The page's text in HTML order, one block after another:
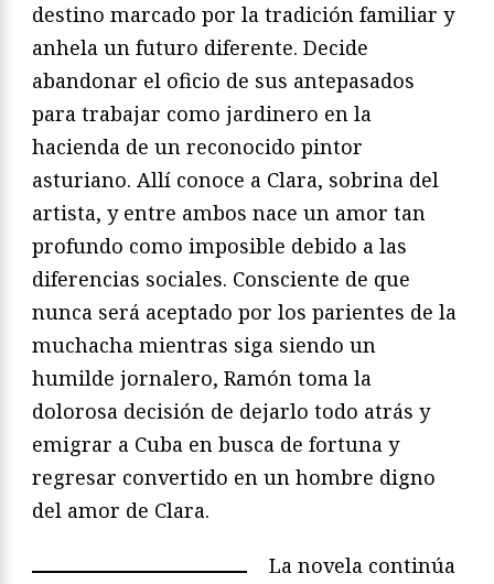
destino marcado por la tradición familiar y
anhela un futuro diferente. Decide
abandonar el oficio de sus antepasados
para trabajar como jardinero en la
hacienda de un reconocido pintor
asturiano. Allí conoce a Clara, sobrina del
artista, y entre ambos nace un amor tan
profundo como imposible debido a las
diferencias sociales. Consciente de que
nunca será aceptado por los parientes de la
muchacha mientras siga siendo un
humilde jornalero, Ramón toma la
dolorosa decisión de dejarlo todo atrás y
emigrar a Cuba en busca de fortuna y
regresar convertido en un hombre digno
del amor de Clara.
La novela continúa